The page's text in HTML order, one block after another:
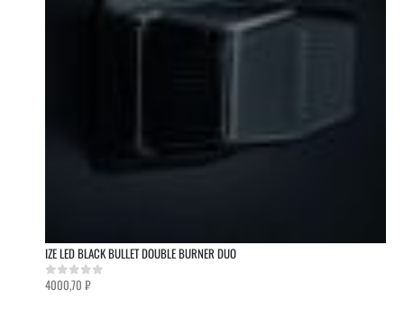
IZE LED BLACK BULLET DOUBLE BURNER DUO
0out of 5
4000,70 ₽